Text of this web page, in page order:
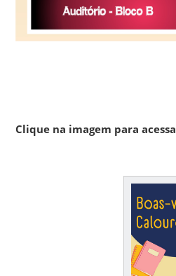
Clique na imagem para